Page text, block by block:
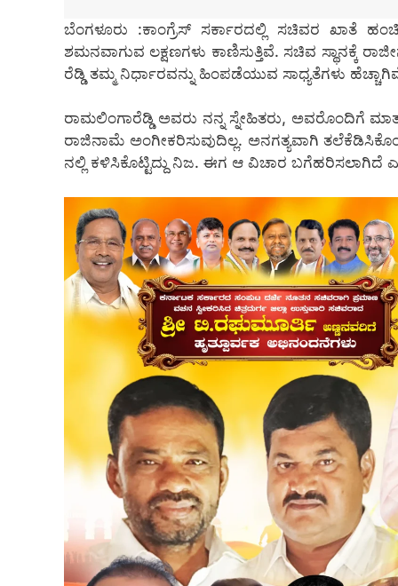
ಬೆಂಗಳೂರು :ಕಾಂಗ್ರೆಸ್ ಸರ್ಕಾರದಲ್ಲಿ ಸಚಿವರ ಖಾತೆ
ಶಮನವಾಗುವ ಲಕ್ಷಣಗಳು ಕಾಣಿಸುತ್ತಿವೆ. ಸಚಿವ ಸ್ಥಾನಕ್ಕೆ
ರೆಡ್ಡಿ ತಮ್ಮ ನಿರ್ಧಾರವನ್ನು ಹಿಂಪಡೆಯುವ ಸಾಧ್ಯತೆಗಳು
ರಾಮಲಿಂಗಾರೆಡ್ಡಿ ಅವರು ನನ್ನ ಸ್ನೇಹಿತರು, ಅವರೊಂದಿಗೆ
ರಾಜಿನಾಮೆ ಅಂಗೀಕರಿಸುವುದಿಲ್ಲ. ಅನಗತ್ಯವಾಗಿ
ನಲ್ಲಿ ಕಳಿಸಿಕೊಟ್ಟಿದ್ದು ನಿಜ. ಈಗ ಆ ವಿಚಾರ ಬಗೆಹರಿಸಲಾಗಿದೆ